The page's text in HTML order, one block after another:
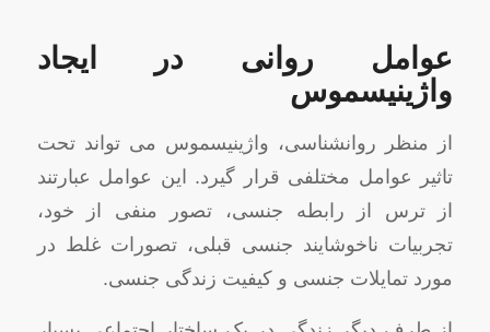
عوامل روانی در ایجاد
واژینیسموس
از منظر روانشناسی، واژینیسموس می تواند تحت
تاثیر عوامل مختلفی قرار گیرد. این عوامل عبارتند
از ترس از رابطه جنسی، تصور منفی از خود،
تجربیات ناخوشایند جنسی قبلی، تصورات غلط در
مورد تمایلات جنسی و کیفیت زندگی جنسی.